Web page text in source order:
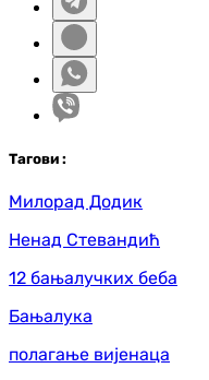
Тагови :
Милорад Додик
Ненад Стевандић
12 бањалучких беба
Бањалука
полагање вијенаца